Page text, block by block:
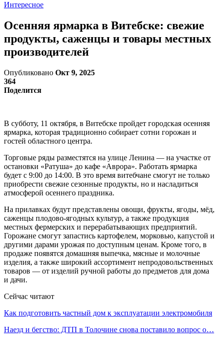
Интересное
Осенняя ярмарка в Витебске: свежие
продукты, саженцы и товары местных
производителей
Опубликовано Окт 9, 2025
364
Поделится
В субботу, 11 октября, в Витебске пройдет городская осенняя
ярмарка, которая традиционно собирает сотни горожан и
гостей областного центра.
Торговые ряды разместятся на улице Ленина — на участке от
остановки «Ратуша» до кафе «Аврора». Работать ярмарка
будет с 9:00 до 14:00. В это время витебчане смогут не только
приобрести свежие сезонные продукты, но и насладиться
атмосферой осеннего праздника.
На прилавках будут представлены овощи, фрукты, ягоды, мёд,
саженцы плодово-ягодных культур, а также продукция
местных фермерских и перерабатывающих предприятий.
Горожане смогут запастись картофелем, морковью, капустой и
другими дарами урожая по доступным ценам. Кроме того, в
продаже появятся домашняя выпечка, мясные и молочные
изделия, а также широкий ассортимент непродовольственных
товаров — от изделий ручной работы до предметов для дома
и дачи.
Сейчас читают
Как подготовить частный дом к эксплуатации электромобиля
Наезд и бегство: ДТП в Толочине снова поставило вопрос о…